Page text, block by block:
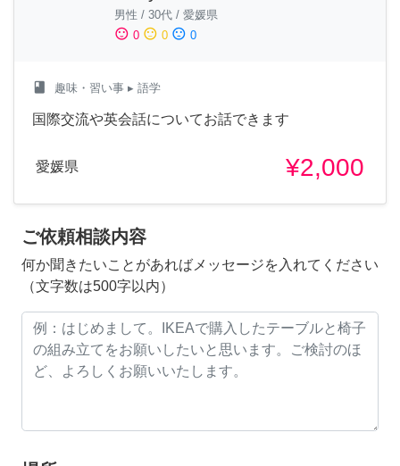
男性 / 30代 / 愛媛県
sentiment_satisfied 0 sentiment_neutral 0 sentiment_dissatisfied 0
class 趣味・習い事 ▸ 語学
国際交流や英会話についてお話できます
愛媛県 ¥2,000
ご依頼相談内容
何か聞きたいことがあればメッセージを入れてください
（文字数は500字以内）